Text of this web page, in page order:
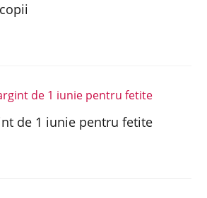
de 1 iunie pentru fetite